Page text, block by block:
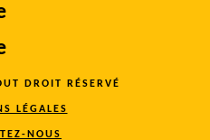
DROIT RÉSERVÉ
LÉGALES
NOUS